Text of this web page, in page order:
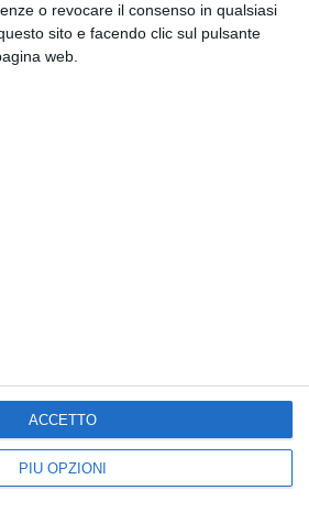
o revocare il consenso in qualsiasi
sito e facendo clic sul pulsante
web.
PIÙ OPZIONI
ACCETTO
Twitter, WhatsApp, ...